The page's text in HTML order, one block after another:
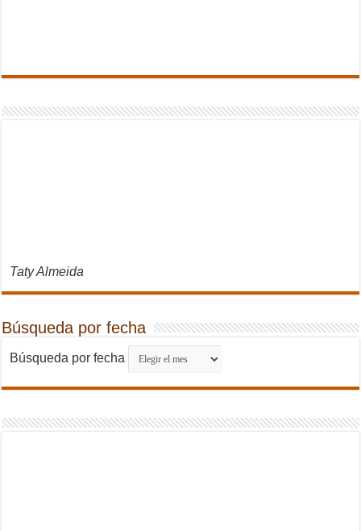
Taty Almeida
Búsqueda por fecha
Búsqueda por fecha